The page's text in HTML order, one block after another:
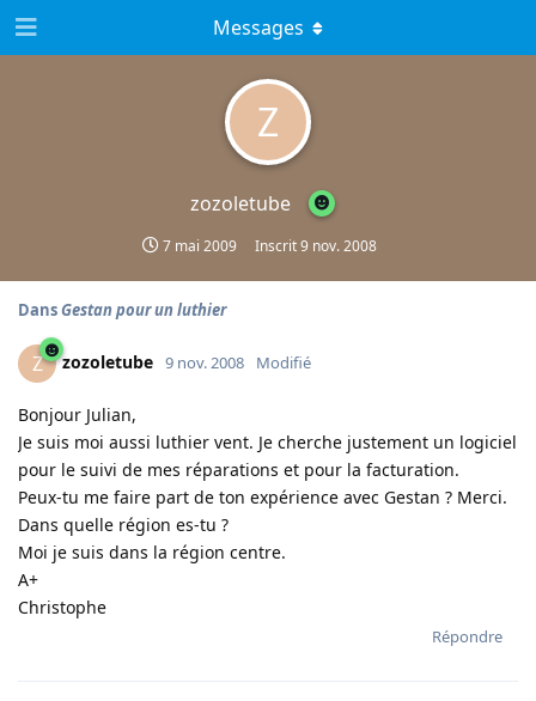
Z
zozoletube
7 mai 2009 Inscrit9 nov. 2008
Messages
DansGestan pour un luthier
Z zozoletube 9 nov. 2008 Modifié
Bonjour Julian,
Je suis moi aussi luthier vent. Je cherche justement un logiciel
pour le suivi de mes réparations et pour la facturation.
Peux-tu me faire part de ton expérience avec Gestan ? Merci.
Dans quelle région es-tu ?
Moi je suis dans la région centre.
A+
Christophe
Répondre